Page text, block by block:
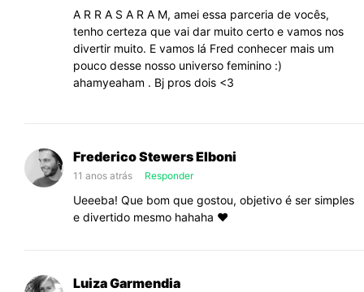
A R R A S A R A M, amei essa parceria de vocês,
tenho certeza que vai dar muito certo e vamos nos
divertir muito. E vamos lá Fred conhecer mais um
pouco desse nosso universo feminino :)
ahamyeaham . Bj pros dois <3
Frederico Stewers Elboni
11 anos atrás Responder
Ueeeba! Que bom que gostou, objetivo é ser simples
e divertido mesmo hahaha ❤️
Luiza Garmendia